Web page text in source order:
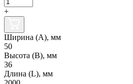
+
Ширина (А), мм
50
Высота (В), мм
36
Длина (L), мм